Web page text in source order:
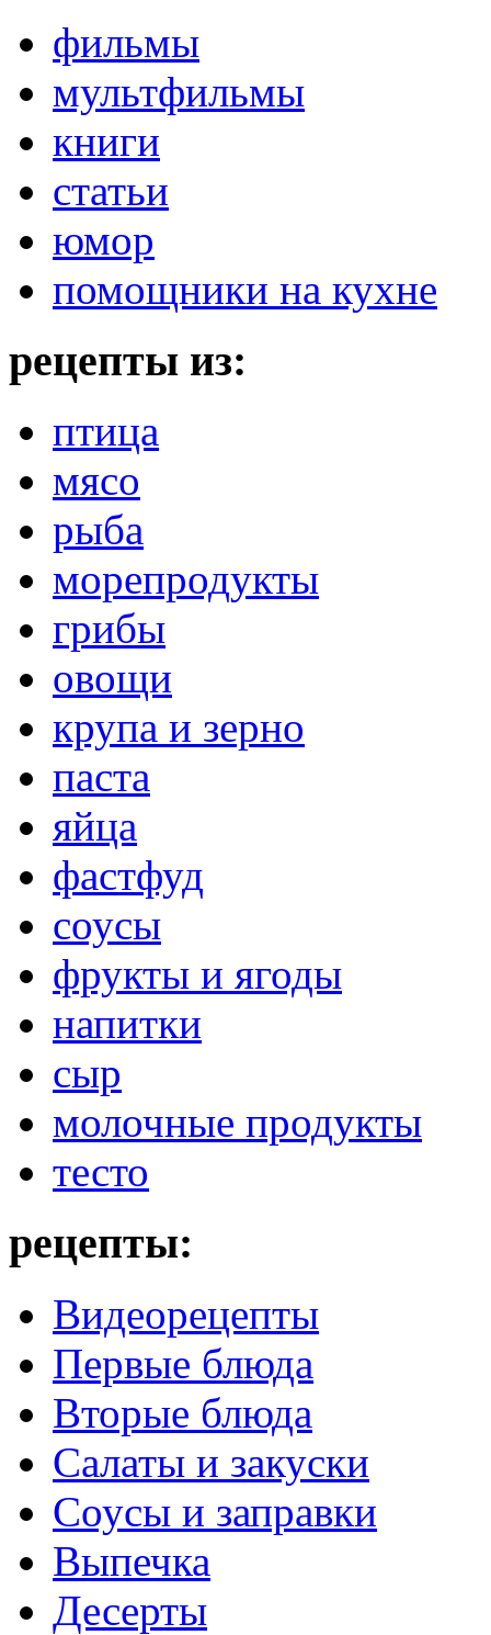
фильмы
мультфильмы
книги
статьи
юмор
помощники на кухне
рецепты из:
птица
мясо
рыба
морепродукты
грибы
овощи
крупа и зерно
паста
яйца
фастфуд
соусы
фрукты и ягоды
напитки
сыр
молочные продукты
тесто
рецепты:
Видеорецепты
Первые блюда
Вторые блюда
Салаты и закуски
Соусы и заправки
Выпечка
Десерты